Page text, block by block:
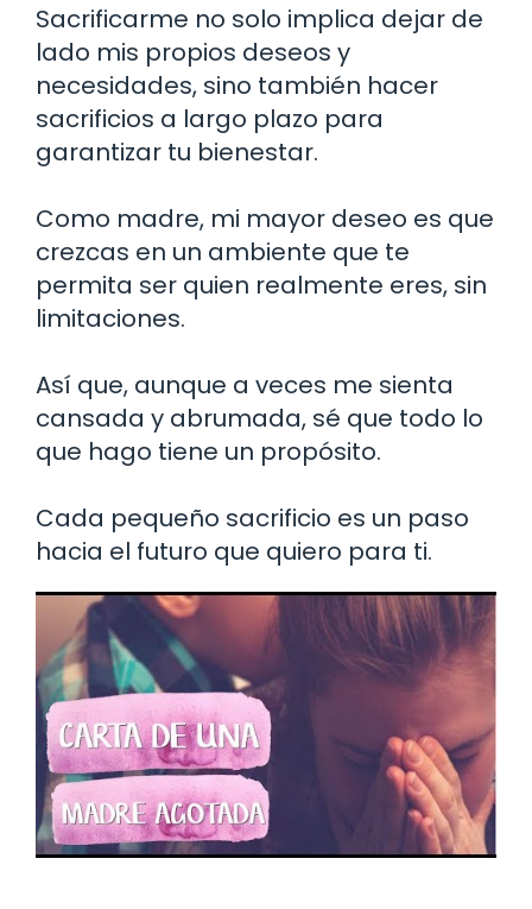
Sacrificarme no solo implica dejar de
lado mis propios deseos y
necesidades, sino también hacer
sacrificios a largo plazo para
garantizar tu bienestar.
Como madre, mi mayor deseo es que
crezcas en un ambiente que te
permita ser quien realmente eres, sin
limitaciones.
Así que, aunque a veces me sienta
cansada y abrumada, sé que todo lo
que hago tiene un propósito.
Cada pequeño sacrificio es un paso
hacia el futuro que quiero para ti.